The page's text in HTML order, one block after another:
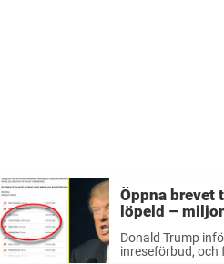
Öppna brevet
löpeld –
Donald Trump
inreseförbud, och